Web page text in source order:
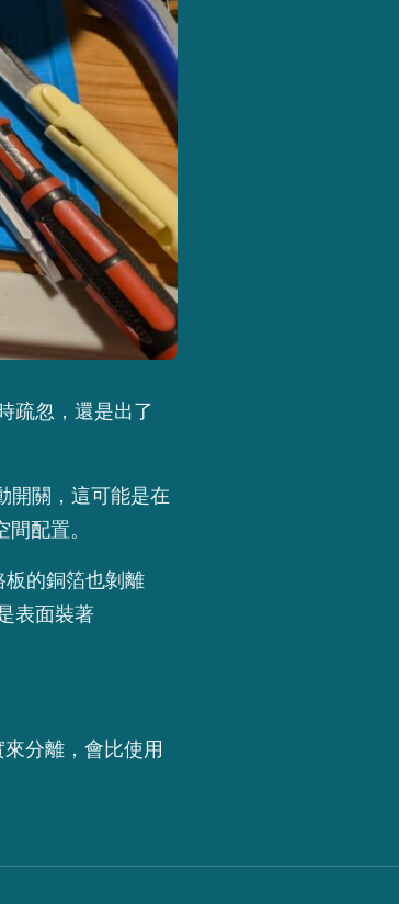
疏忽，還是出了
開關，這可能是在
配置。
的銅箔也剝離
表面裝著
分離，會比使用